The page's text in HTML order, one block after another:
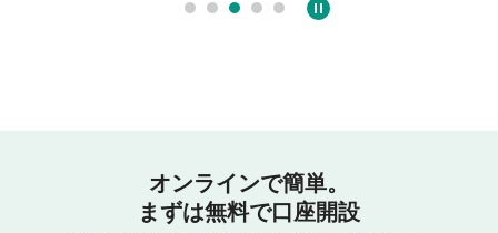
オンラインで簡単。
まずは無料で口座開設